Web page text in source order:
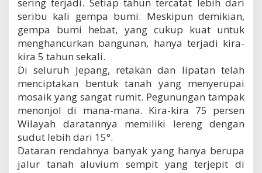
seribu kali gempa bumi. Meskipun demikian,
gempa bumi hebat, yang cukup kuat untuk
menghancurkan bangunan, hanya terjadi kira-
kira 5 tahun sekali.
Di seluruh Jepang, retakan dan lipatan telah
menciptakan bentuk tanah yang menyerupai
mosaik yang sangat rumit. Pegunungan tampak
menonjol di mana-mana. Kira-kira 75 persen
Wilayah daratannya memiliki lereng dengan
sudut lebih dari 15°.
Dataran rendahnya banyak yang hanya berupa
jalur tanah aluvium sempit yang terjepit di